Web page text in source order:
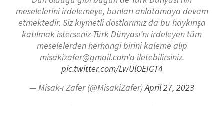
meselelerini irdelemeye, bunları anlatamaya devam
etmektedir. Siz kıymetli dostlarımız da bu haykırışa
katılmak isterseniz Türk Dünyası’nı irdeleyen tüm
meselelerden herhangi birini kaleme alıp
misakizafer@gmail.com’a iletebilirsiniz.
pic.twitter.com/LwUlOEIGT4
— Misak-ı Zafer (@MisakiZafer)April 27, 2023